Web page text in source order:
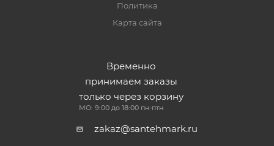
Политика
Карта сайта
Временно
принимаем заказы
только через корзину
МО: 9:00 до 18:00 пн-птн
zakaz@santehmark.ru